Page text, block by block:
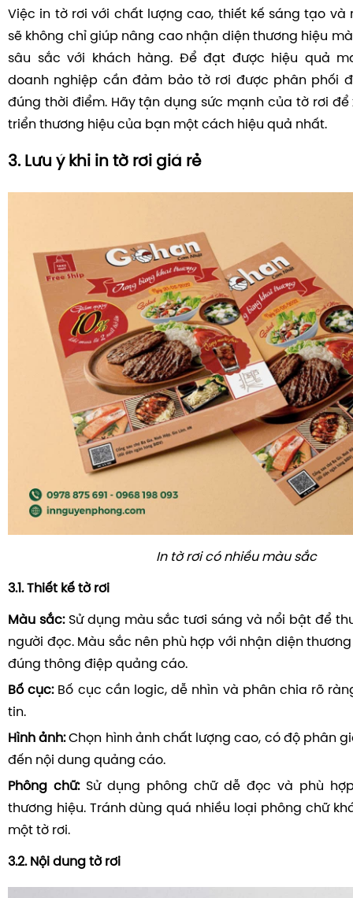
Việc in tờ rơi với chất lượng cao, thiết kế sáng tạo và
sẽ không chỉ giúp nâng cao nhận diện thương hiệu
sâu sắc với khách hàng. Để đạt được hiệu quả
doanh nghiệp cần đảm bảo tờ rơi được phân phối
đúng thời điểm. Hãy tận dụng sức mạnh của tờ rơi
triển thương hiệu của bạn một cách hiệu quả nhất.
3. Lưu ý khi in tờ rơi giá rẻ
In tờ rơi có nhiều màu sắc
3.1. Thiết kế tờ rơi
Màu sắc:Sử dụng màu sắc tươi sáng và nổi bật để
người đọc. Màu sắc nên phù hợp với nhận diện
đúng thông điệp quảng cáo.
Bố cục: Bố cục cần logic, dễ nhìn và phân chia rõ
tin.
Hình ảnh:Chọn hình ảnh chất lượng cao, có độ phân
đến nội dung quảng cáo.
Phông chữ:Sử dụng phông chữ dễ đọc và phù
thương hiệu. Tránh dùng quá nhiều loại phông chữ
một tờ rơi.
3.2. Nội dung tờ rơi